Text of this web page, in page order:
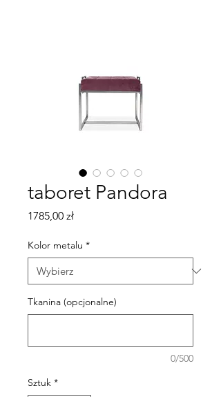
taboret Pandora
1785,00 złCena
Kolor metalu *
Tkanina (opcjonalne)
0/500
Sztuk *